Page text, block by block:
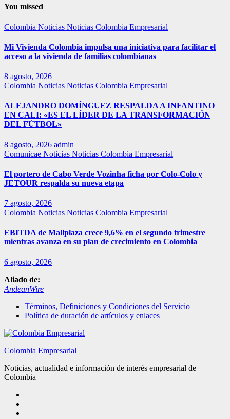
You missed
Colombia Noticias Noticias Colombia Empresarial
Mi Vivienda Colombia impulsa una iniciativa para facilitar el
acceso a la vivienda de familias colombianas
8 agosto, 2026
Colombia Noticias Noticias Colombia Empresarial
ALEJANDRO DOMÍNGUEZ RESPALDA A INFANTINO
EN CALI: «ES EL LÍDER DE LA TRANSFORMACIÓN
DEL FÚTBOL»
8 agosto, 2026 admin
Comunicae Noticias Noticias Colombia Empresarial
El portero de Cabo Verde Vozinha ficha por Colo-Colo y
JETOUR respalda su nueva etapa
7 agosto, 2026
Colombia Noticias Noticias Colombia Empresarial
EBITDA de Mallplaza crece 9,6% en el segundo trimestre
mientras avanza en su plan de crecimiento en Colombia
6 agosto, 2026
Aliado de:
AndeanWire
Términos, Definiciones y Condiciones del Servicio
Política de duración de artículos y enlaces
Colombia Empresarial
Noticias, actualidad e información de interés empresarial de
Colombia